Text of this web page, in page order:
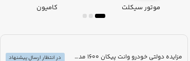
موتور سیکلت کامیون
مزایده دولتی خودرو وانت پیکان 1600 مدل 1390 رنگ سفید
در انتظار ارسال پیشنهاد